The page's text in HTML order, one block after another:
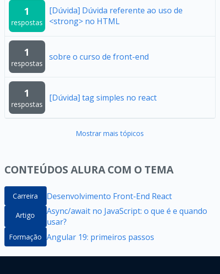
1
respostas
[Dúvida] Dúvida referente ao uso de
<strong> no HTML
1
respostas
sobre o curso de front-end
1
respostas
[Dúvida] tag simples no react
Mostrar mais tópicos
CONTEÚDOS ALURA COM O TEMA
Carreira Desenvolvimento Front-End React
Artigo
Async/await no JavaScript: o que é e quando
usar?
Formação Angular 19: primeiros passos